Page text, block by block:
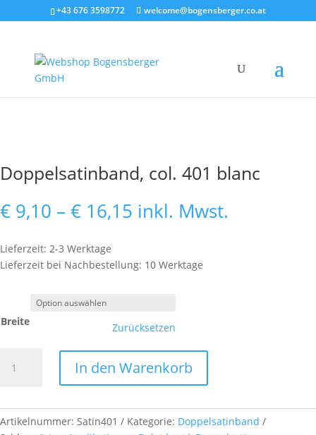
+43 676 3598772 welcome@bogensberger.co.at
Doppelsatinband, col. 401 blanc
€ 9,10 – € 16,15 Preisspanne:
€ 9,10
€ 16,15
inkl. Mwst.
Lieferzeit: 2-3 Werktage
Lieferzeit bei Nachbestellung: 10 Werktage
Breite Zurücksetzen
Doppelsatinband,
col.
Menge
In den Warenkorb
Artikelnummer: Satin401 Kategorie: Doppelsatinband